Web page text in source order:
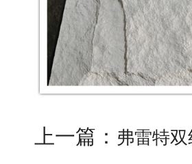
上一篇： 弗雷特